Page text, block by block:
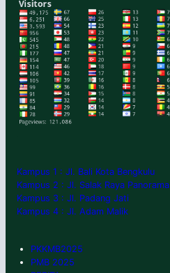
Kampus 1 : Jl. Bali Kota Bengkulu
Kampus 2 : Jl. Salak Raya Panorama
Kampus 3 : Jl. Padang Jati
Kampus 4 : Jl. Adam Malik
PKKMB2025
PMB 2025